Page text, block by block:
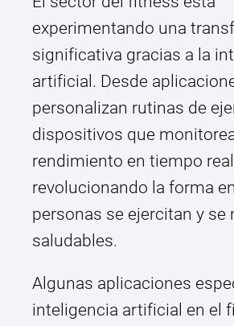
experimentando una
significativa gracias a la
artificial. Desde
personalizan rutinas de
dispositivos que
rendimiento en tiempo
revolucionando la forma
personas se ejercitan y se
saludables.
Algunas aplicaciones
inteligencia artificial en el